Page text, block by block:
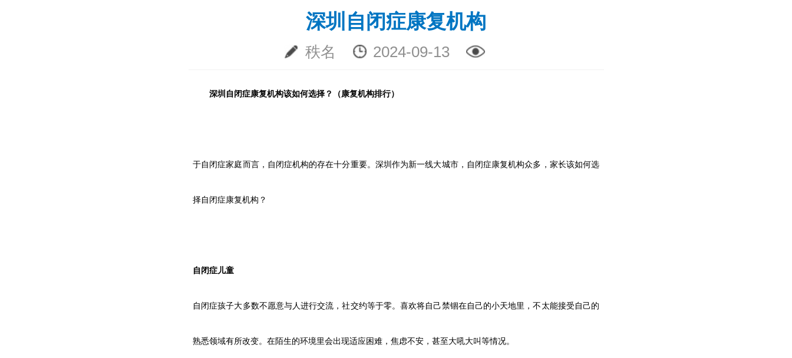
深圳自闭症康复机构
秩名 2024-09-13
深圳自闭症康复机构该如何选择？（康复机构排行）
于自闭症家庭而言，自闭症机构的存在十分重要。深圳作为新一线大城市，自闭症康复机构众多，家长该如何选
择自闭症康复机构？
自闭症儿童
自闭症孩子大多数不愿意与人进行交流，社交约等于零。喜欢将自己禁锢在自己的小天地里，不太能接受自己的
熟悉领域有所改变。在陌生的环境里会出现适应困难，焦虑不安，甚至大吼大叫等情况。